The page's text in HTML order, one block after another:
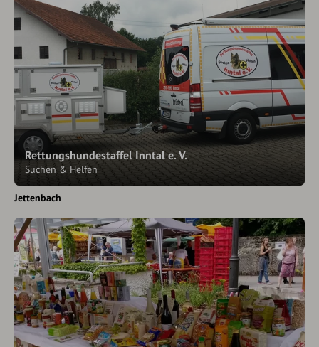
Rettungshundestaffel Inntal e. V.
Suchen & Helfen
Jettenbach